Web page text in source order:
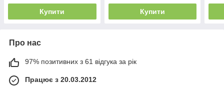
Купити Купити
Про нас
97% позитивних з 61 відгука за рік
Працює з 20.03.2012